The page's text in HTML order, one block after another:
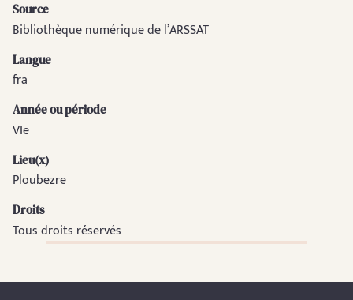
Source
Bibliothèque numérique de l’ARSSAT
Langue
fra
Année ou période
VIe
Lieu(x)
Ploubezre
Droits
Tous droits réservés